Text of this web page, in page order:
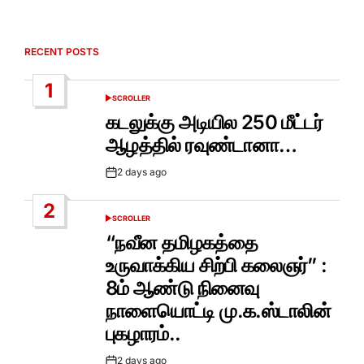
RECENT POSTS
1
POSTED
SCROLLER
கடலுக்கு அடியில 250 மீட்டர்
ஆழத்தில் ரவுண்டானா…
Post2 days ago
2
POSTED
SCROLLER
“நவீன தமிழகத்தை
உருவாக்கிய சிற்பி கலைஞர்” :
8ம் ஆண்டு நினைவு
நாளையொட்டி மு.க.ஸ்டாலின்
புகழாரம்..
2 days ago